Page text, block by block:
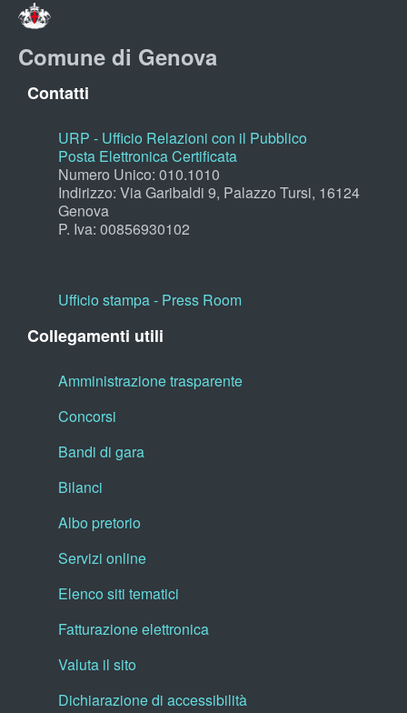
Comune di Genova
Contatti
URP - Ufficio Relazioni con il Pubblico
Posta Elettronica Certificata
Numero Unico: 010.1010
Indirizzo: Via Garibaldi 9, Palazzo Tursi, 16124
Genova
P. Iva: 00856930102
Ufficio stampa - Press Room
Collegamenti utili
Amministrazione trasparente
Concorsi
Bandi di gara
Bilanci
Albo pretorio
Servizi online
Elenco siti tematici
Fatturazione elettronica
Valuta il sito
Dichiarazione di accessibilità